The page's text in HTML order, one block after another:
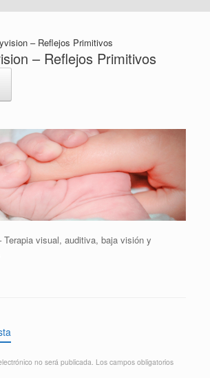
– Reflejos Primitivos
– Reflejos Primitivos
visual, auditiva, baja visión y
no será publicada. Los campos obligatorios